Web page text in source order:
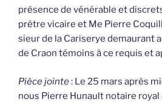
présence de vénérable et
prêtre vicaire et Me Pierre
sieur de la Cariserye demaurant
de Craon témoins à ce requis et
Pièce jointe: Le 25 mars après
nous Pierre Hunault notaire